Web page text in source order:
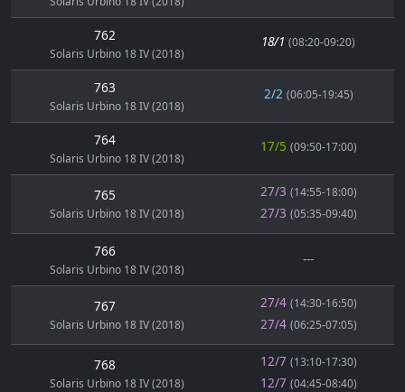
762
Solaris Urbino 18 IV (2018)
18/1 (08:20-09:20)
763
Solaris Urbino 18 IV (2018)
2/2 (06:05-19:45)
764
Solaris Urbino 18 IV (2018)
17/5 (09:50-17:00)
765
Solaris Urbino 18 IV (2018)
27/3 (14:55-18:00)
27/3 (05:35-09:40)
766
Solaris Urbino 18 IV (2018)
---
767
Solaris Urbino 18 IV (2018)
27/4 (14:30-16:50)
27/4 (06:25-07:05)
768
Solaris Urbino 18 IV (2018)
12/7 (13:10-17:30)
12/7 (04:45-08:40)